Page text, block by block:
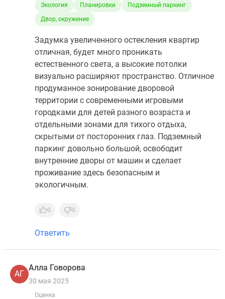
Экология
Планировки
Подземный паркинг
Двор, окружение
Задумка увеличенного остекления квартир
отличная, будет много проникать
естественного света, а высокие потолки
визуально расширяют пространство. Отличное
продуманное зонирование дворовой
территории с современными игровыми
городками для детей разного возраста и
отдельными зонами для тихого отдыха,
скрытыми от посторонних глаз. Подземный
паркинг довольно большой, освободит
внутренние дворы от машин и сделает
проживание здесь безопасным и
экологичным.
0 0
Ответить
АГ
Алла Говорова
30 мая 2025
Оценка